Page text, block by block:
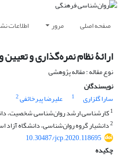
صفحه اصلی مرور اطلاعات
ارائۀ نظام نمره‌گذاری و
نوع مقاله : مقاله پژوهشی
نویسندگان
سارا گلزاری
1 علیرضا پیرخائفی2
1کارشناسی ارشد روان‌شناسی شخصیت،
2دانشیار گروه روان‌شناسی، دانشگاه آزاد
10.30487/jcp.2020.118695
چکیده